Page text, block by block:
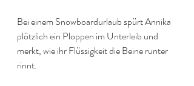
Bei einem Snowboardurlaub spürt Annika
plötzlich ein Ploppen im Unterleib und
merkt, wie ihr Flüssigkeit die Beine runter
rinnt.